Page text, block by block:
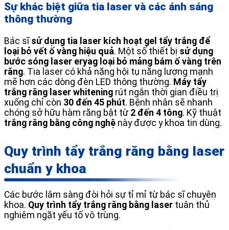
Sự khác biệt giữa tia laser và các ánh sáng
thông thường
Bác sĩ sử dụng tia laser kích hoạt gel tẩy trắng để
loại bỏ vết ố vàng hiệu quả. Một số thiết bị sử dụng
bước sóng laser eryag loại bỏ mảng bám ố vàng trên
răng. Tia laser có khả năng hội tụ năng lượng mạnh
mẽ hơn các dòng đèn LED thông thường. Máy tẩy
trắng răng laser whitening rút ngắn thời gian điều trị
xuống chỉ còn 30 đến 45 phút. Bệnh nhân sẽ nhanh
chóng sở hữu hàm răng bật từ 2 đến 4 tông. Kỹ thuật
trắng răng bằng công nghệ này được y khoa tin dùng.
Quy trình tẩy trắng răng bằng laser
chuẩn y khoa
Các bước lâm sàng đòi hỏi sự tỉ mỉ từ bác sĩ chuyên
khoa. Quy trình tẩy trắng răng bằng laser tuân thủ
nghiêm ngặt yếu tố vô trùng.